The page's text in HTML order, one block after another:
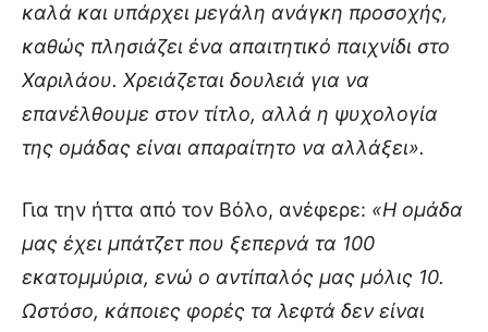
καλά και υπάρχει μεγάλη ανάγκη προσοχής,
καθώς πλησιάζει ένα απαιτητικό παιχνίδι στο
Χαριλάου. Χρειάζεται δουλειά για να
επανέλθουμε στον τίτλο, αλλά η ψυχολογία
της ομάδας είναι απαραίτητο να αλλάξει».
Για την ήττα από τον Βόλο, ανέφερε: «Η ομάδα
μας έχει μπάτζετ που ξεπερνά τα 100
εκατομμύρια, ενώ ο αντίπαλός μας μόλις 10.
Ωστόσο, κάποιες φορές τα λεφτά δεν είναι